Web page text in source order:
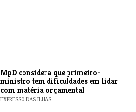
MpD considera que primeiro-
ministro tem dificuldades em lidar
com matéria orçamental
EXPRESSO DAS ILHAS